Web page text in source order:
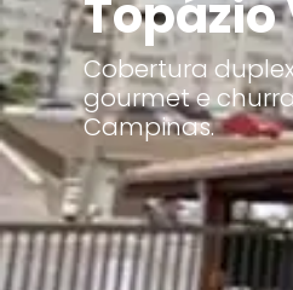
Topázio
Cobertura
gourmet e
Campinas.